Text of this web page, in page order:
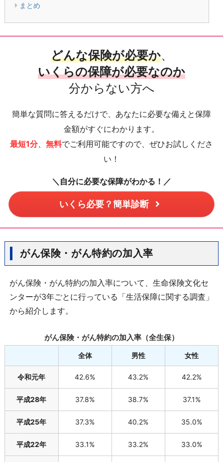
まとめ
どんな保険が必要か、
いくらの保障が必要なのか
分からない方へ
簡単な質問に答えるだけで、あなたに必要な備えと保障
金額がすぐにわかります。
最短1分、 無料でご利用可能ですので、ぜひお試しくださ
い！
＼自分に必要な保障がわかる！／
いくら必要？簡単診断
がん保険・がん特約の加入率
がん保険・がん特約の加入率について、生命保険文化セ
ンターが3年ごとに行っている「生活保障に関する調査」
から紹介します。
がん保険・がん特約の加入率（全生保）
全体 男性 女性
令和元年 42.6% 43.2% 42.2%
平成28年 37.8% 38.7% 37.1%
平成25年 37.3% 40.2% 35.0%
平成22年 33.1% 33.2% 33.0%